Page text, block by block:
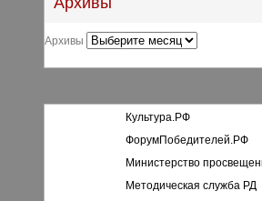
Архивы
Культура.РФ
ФорумПобедителей.РФ
Министерство
Методическая служба РД